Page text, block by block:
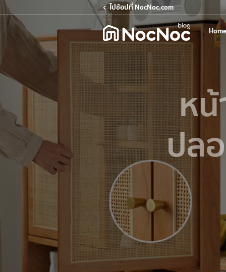
ไปช้อปที่ NocNoc.com
หน้
ปล